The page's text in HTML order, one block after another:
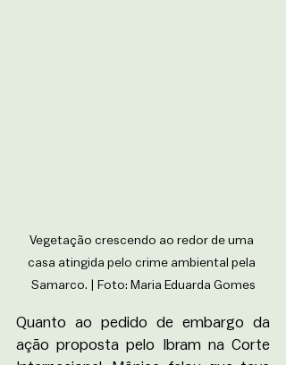
Vegetação crescendo ao redor de uma
casa atingida pelo crime ambiental pela
Samarco. | Foto: Maria Eduarda Gomes
Quanto ao pedido de embargo da
ação proposta pelo Ibram na Corte